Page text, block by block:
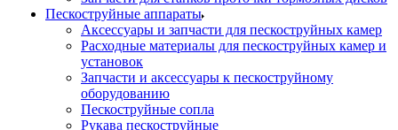
Пескоструйные аппараты
Аксессуары и запчасти для пескоструйных камер
Расходные материалы для пескоструйных камер и
установок
Запчасти и аксессуары к пескоструйному
оборудованию
Пескоструйные сопла
Рукава пескоструйные